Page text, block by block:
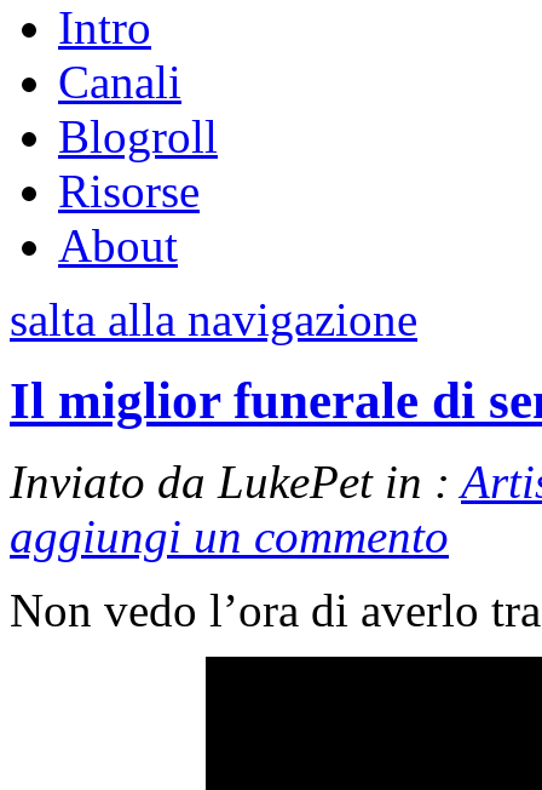
Intro
Canali
Blogroll
Risorse
About
salta alla navigazione
Il miglior funerale di
Inviato da LukePet in :
aggiungi un commento
Non vedo l’ora di averlo